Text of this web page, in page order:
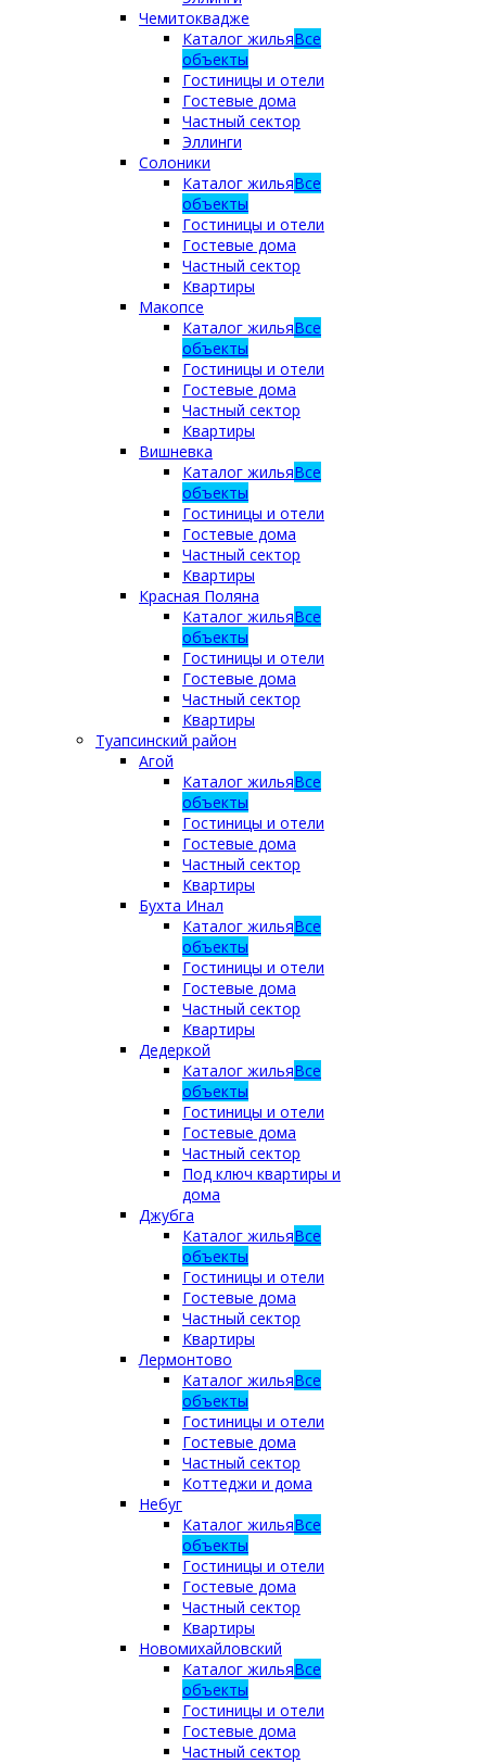
Чемитоквадже
Каталог жильяВсе
объекты
Гостиницы и отели
Гостевые дома
Частный сектор
Эллинги
Солоники
Каталог жильяВсе
объекты
Гостиницы и отели
Гостевые дома
Частный сектор
Квартиры
Макопсе
Каталог жильяВсе
объекты
Гостиницы и отели
Гостевые дома
Частный сектор
Квартиры
Вишневка
Каталог жильяВсе
объекты
Гостиницы и отели
Гостевые дома
Частный сектор
Квартиры
Красная Поляна
Каталог жильяВсе
объекты
Гостиницы и отели
Гостевые дома
Частный сектор
Квартиры
Туапсинский район
Агой
Каталог жильяВсе
объекты
Гостиницы и отели
Гостевые дома
Частный сектор
Квартиры
Бухта Инал
Каталог жильяВсе
объекты
Гостиницы и отели
Гостевые дома
Частный сектор
Квартиры
Дедеркой
Каталог жильяВсе
объекты
Гостиницы и отели
Гостевые дома
Частный сектор
Под ключ квартиры и
дома
Джубга
Каталог жильяВсе
объекты
Гостиницы и отели
Гостевые дома
Частный сектор
Квартиры
Лермонтово
Каталог жильяВсе
объекты
Гостиницы и отели
Гостевые дома
Частный сектор
Коттеджи и дома
Небуг
Каталог жильяВсе
объекты
Гостиницы и отели
Гостевые дома
Частный сектор
Квартиры
Новомихайловский
Каталог жильяВсе
объекты
Гостиницы и отели
Гостевые дома
Частный сектор